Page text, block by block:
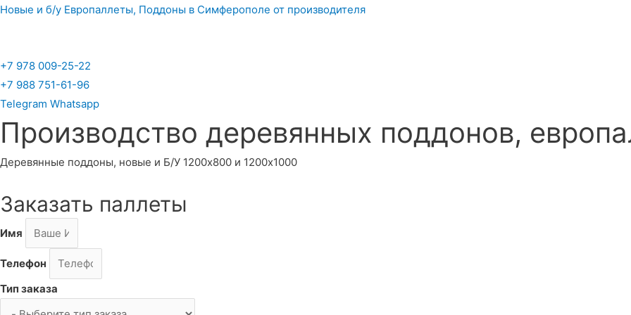
Новые и б/у Европаллеты, Поддоны в Симферополе от производителя
+7 978 009-25-22
+7 988 751-61-96
Telegram Whatsapp
Производство деревянных поддонов,
Деревянные поддоны, новые и Б/У 1200х800 и 1200х1000
Заказать паллеты
Имя
Телефон
Тип заказа